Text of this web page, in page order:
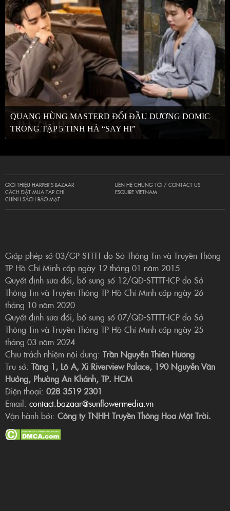
QUANG HÙNG MASTERD ĐỐI ĐẦU DƯƠNG DOMIC
TRONG TẬP 5 TINH HÀ “SAY HI”
GIỚI THIỆU HARPER’S BAZAAR
CÁCH ĐẶT MUA TẠP CHÍ
CHÍNH SÁCH BẢO MẬT
LIÊN HỆ CHÚNG TÔI / CONTACT US
ESQUIRE VIETNAM
Giấp phép số 03/GP-STTTT do Sở Thông Tin và Truyền Thông
TP Hồ Chí Minh cấp ngày 12 tháng 01 năm 2015
Quyết định sửa đổi, bổ sung số 12/QĐ-STTTT-ICP do Sở
Thông Tin và Truyền Thông TP Hồ Chí Minh cấp ngày 26
tháng 10 năm 2020
Quyết định sửa đổi, bổ sung số 07/QĐ-STTTT-ICP do Sở
Thông Tin và Truyền Thông TP Hồ Chí Minh cấp ngày 25
tháng 03 năm 2024
Chịu trách nhiệm nội dung: Trần Nguyễn Thiên Hương
Trụ sở: Tầng 1, Lô A, Xi Riverview Palace, 190 Nguyễn Văn
Hưởng, Phường An Khánh, TP. HCM
Điện thoại: 028 3519 2301
Email: contact.bazaar@sunflowermedia.vn
Vận hành bởi: Công ty TNHH Truyền Thông Hoa Mặt Trời.